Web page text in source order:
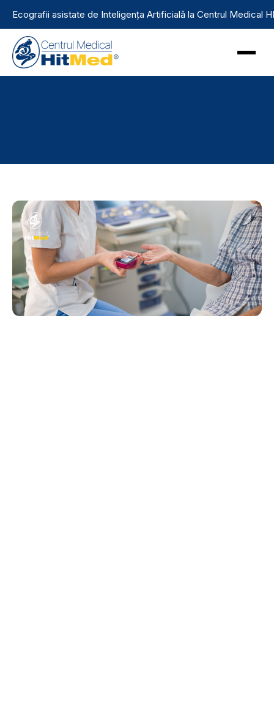
Ecografii asistate de Inteligența Artificială la Centrul Medical